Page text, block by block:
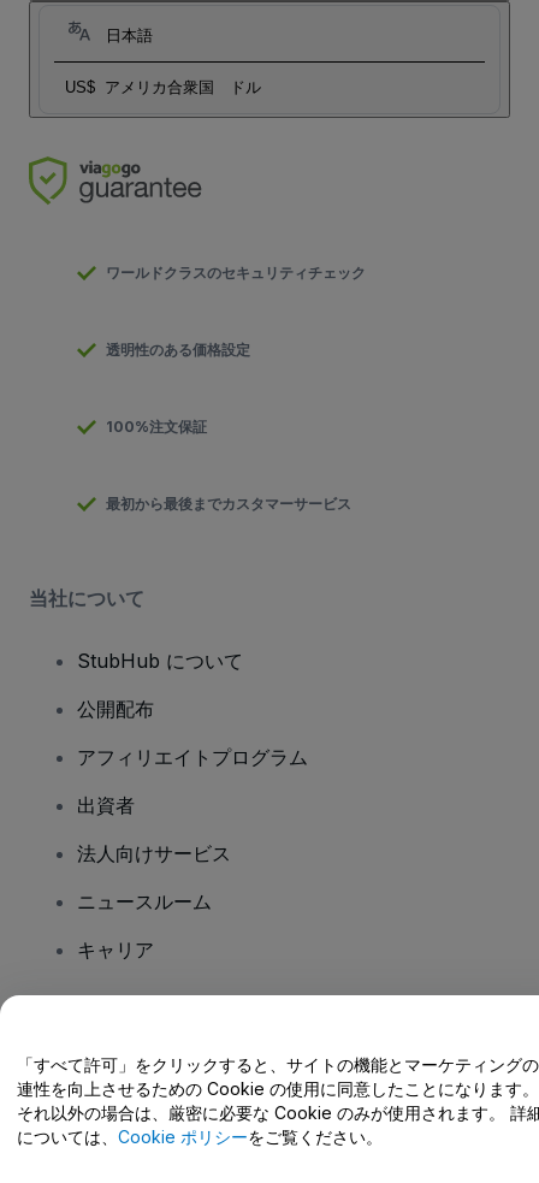
日本語
US$ アメリカ合衆国 ドル
ワールドクラスのセキュリティチェック
透明性のある価格設定
100%注文保証
最初から最後までカスタマーサービス
当社について
StubHub について
公開配布
アフィリエイトプログラム
出資者
法人向けサービス
ニュースルーム
キャリア
ヘルプセンター / こちらまでご連絡下さい
「すべて許可」をクリックすると、サイトの機能とマーケティング
連性を向上させるための Cookie の使用に同意したことになります。
それ以外の場合は、厳密に必要な Cookie のみが使用されます。 詳
については、 Cookie ポリシーをご覧ください。